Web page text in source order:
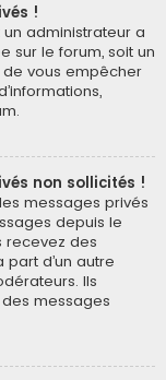
!
un administrateur a
sur le forum, soit un
vous empêcher
non sollicités !
messages privés
depuis le
recevez des
d’un autre
Ils
messages